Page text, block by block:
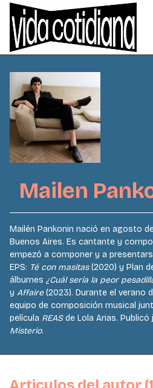
Mailen
Mailén Pankonin nació en agosto
Buenos Aires. Es cantante y
empezó a componer y a
EPS: Té con masitas(2020) y Plan
álbumes ¿Cuál sería la peor
y Affaire(2023). Durante el verano
equipo de composición musical
película REASde Lola Arias. Publicó
Misterio.